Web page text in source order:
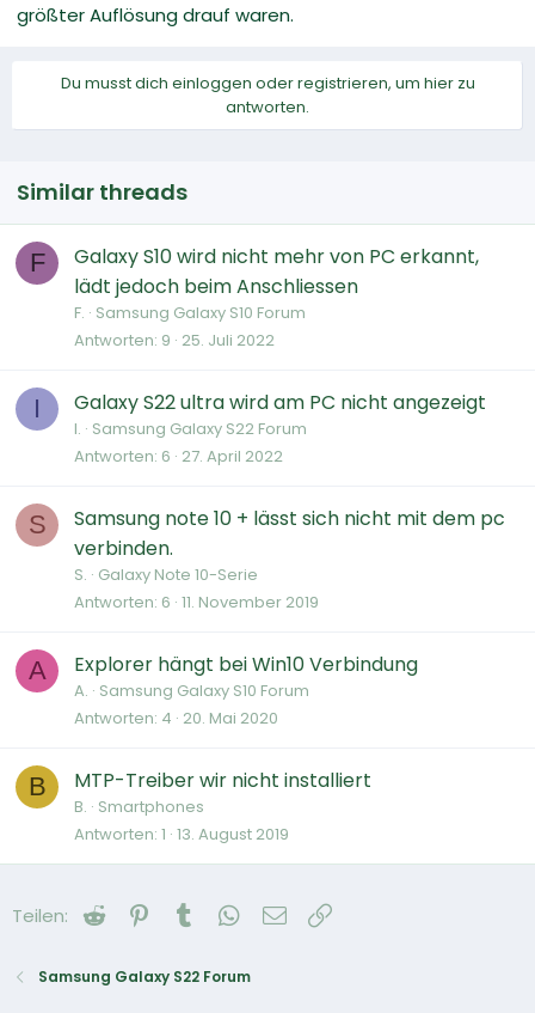
größter Auflösung drauf waren.
Du musst dich einloggen oder registrieren, um hier zu
antworten.
Similar threads
F
Galaxy S10 wird nicht mehr von PC erkannt,
lädt jedoch beim Anschliessen
F. Samsung Galaxy S10 Forum
Antworten 9 25. Juli 2022
I Galaxy S22 ultra wird am PC nicht angezeigt
I. Samsung Galaxy S22 Forum
Antworten 6 27. April 2022
S
Samsung note 10 + lässt sich nicht mit dem pc
verbinden.
S. Galaxy Note 10-Serie
Antworten 6 11. November 2019
A Explorer hängt bei Win10 Verbindung
A. Samsung Galaxy S10 Forum
Antworten 4 20. Mai 2020
B MTP-Treiber wir nicht installiert
B. Smartphones
Antworten 1 13. August 2019
Teilen: Reddit Pinterest
Tumblr WhatsApp
E-Mail
Samsung Galaxy S22 Forum